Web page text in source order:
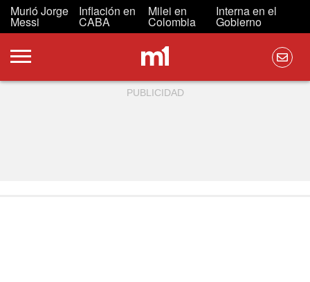
Murió Jorge
Messi
Inflación en
CABA
Milei en
Colombia
Interna en el
Gobierno